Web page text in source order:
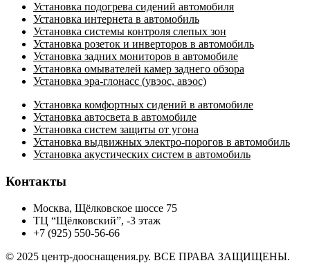
Установка подогрева сидений автомобиля
Установка интернета в автомобиль
Установка системы контроля слепых зон
Установка розеток и инверторов в автомобиль
Установка задних мониторов в автомобиле
Установка омывателей камер заднего обзора
Установка эра-глонасс (увэос, авэос)
Установка комфортных сидений в автомобиле
Установка автосвета в автомобиле
Установка систем защиты от угона
Установка выдвижных электро-порогов в автомобиль
Установка акустических систем в автомобиль
Контакты
Москва, Щёлковское шоссе 75
ТЦ “Щёлковский”, -3 этаж
+7 (925) 550-56-66
© 2025 центр-дооснащения.ру. ВСЕ ПРАВА ЗАЩИЩЕНЫ.